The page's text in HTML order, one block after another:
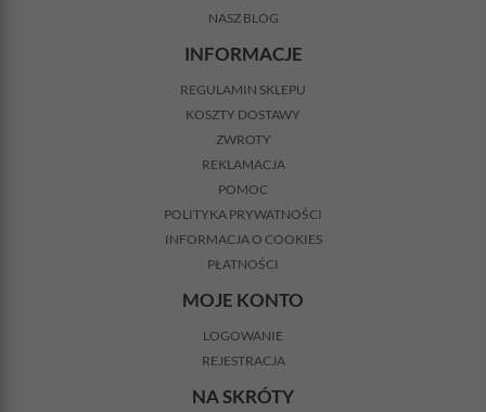
NASZ BLOG
INFORMACJE
REGULAMIN SKLEPU
KOSZTY DOSTAWY
ZWROTY
REKLAMACJA
POMOC
POLITYKA PRYWATNOŚCI
INFORMACJA O COOKIES
PŁATNOŚCI
MOJE KONTO
LOGOWANIE
REJESTRACJA
NA SKRÓTY